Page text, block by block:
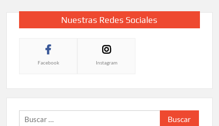
Nuestras Redes Sociales
Facebook Instagram